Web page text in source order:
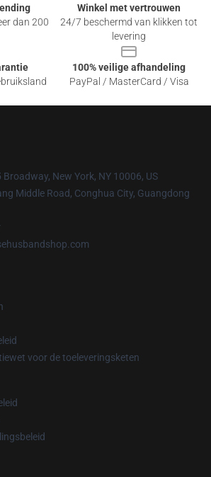
dan 200
Winkel met vertrouwen
24/7 beschermd van klikken tot
levering
100% veilige afhandeling
PayPal / MasterCard / Visa
Broadway, New York, NY 10006, US
Middle Road, Conghua City, Guangdong
voor de toeleveringsketen